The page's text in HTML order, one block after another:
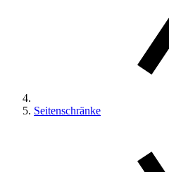
Seitenschränke